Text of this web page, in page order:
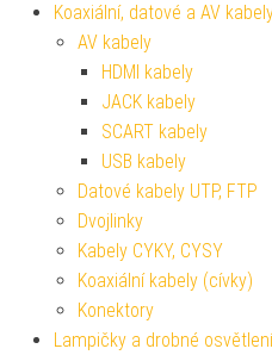
Koaxiální, datové a AV
AV kabely
HDMI kabely
JACK kabely
SCART kabely
USB kabely
Datové kabely UTP, FTP
Dvojlinky
Kabely CYKY, CYSY
Koaxiální kabely (cívky)
Konektory
Lampičky a drobné osvětlení